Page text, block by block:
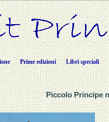
Prime edizioni Libri speciali
Piccolo Principe